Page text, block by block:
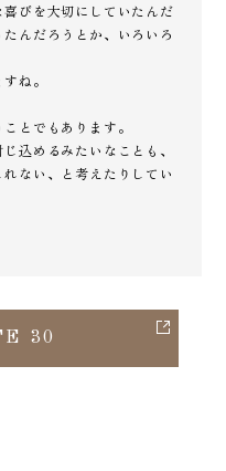
びを大切にしていたんだ
んだろうとか、いろいろ
ね。
とでもあります。
込めるみたいなことも、
ない、と考えたりしてい
30